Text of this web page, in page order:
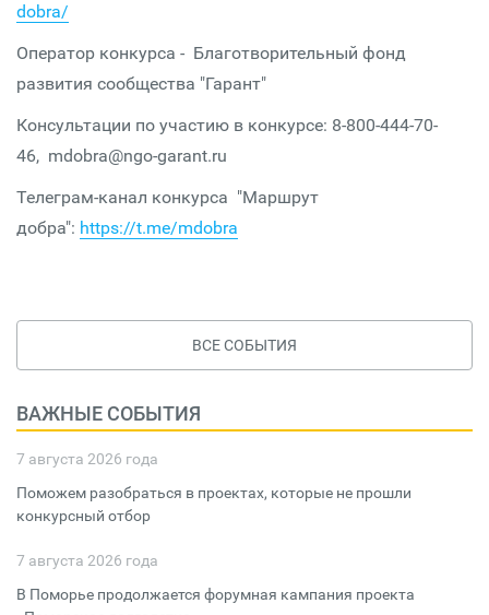
dobra/
Оператор конкурса - Благотворительный фонд
развития сообщества "Гарант"
Консультации по участию в конкурсе: 8-800-444-70-
46, mdobra@ngo-garant.ru
Телеграм-канал конкурса "Маршрут
добра": https://t.me/mdobra
ВСЕ СОБЫТИЯ
ВАЖНЫЕ СОБЫТИЯ
7 августа 2026 года
Поможем разобраться в проектах, которые не прошли
конкурсный отбор
7 августа 2026 года
В Поморье продолжается форумная кампания проекта